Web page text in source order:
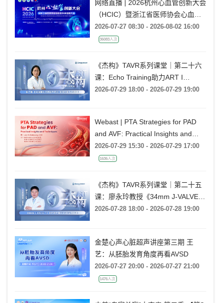
网络直播 | 2026杭州心血管创新大会
（HCIC）暨浙江省医师协会心血管
外科医师大会
2026-07-27 08:30 - 2026-08-02 16:00
36083人次
《杰构》TAVR系列课堂｜第二十六
课：Echo Training助力ART I
Rebecca T. Hahn教授《第二期-主动
2026-07-29 18:00 - 2026-07-29 19:00
Webast | PTA Strategies for PAD
and AVF: Practical Insights and
Techniques
2026-07-29 15:30 - 2026-07-29 17:00
1636人次
《杰构》TAVR系列课堂｜第二十五
课：廖永玲教授《34mm J-VALVE
TF 治疗超大瓣环AR的实战经验》
2026-07-28 18:00 - 2026-07-28 19:00
金楚心声心脏超声讲座第三期 王
艺：从胚胎发育角度再看AVSD
2026-07-27 20:00 - 2026-07-27 21:00
1476人次